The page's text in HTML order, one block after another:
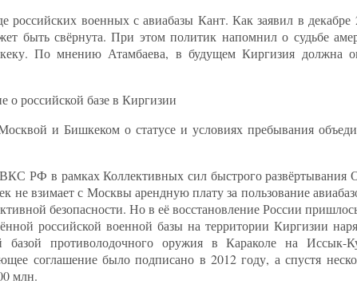
военных с авиабазы Кант. Как заявил в декабре
быть свёрнута. При этом политик напомнил о судьбе
По мнению Атамбаева, в будущем Киргизия должна
о российской базе в Киргизии
и Бишкеком о статусе и условиях пребывания
РФ в рамках Коллективных сил быстрого
взимает с Москвы арендную плату за пользование
безопасности. Но в её восстановление России
российской военной базы на территории Киргизии
противолодочного оружия в Караколе на Иссык-
соглашение было подписано в 2012 году, а спустя
млн.